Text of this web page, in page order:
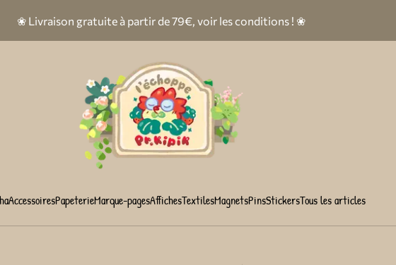
❀ Livraison gratuite à partir de 79€, voir les conditions ! ❀
AccessoiresPapeterieMarque-pagesAffichesTextilesMagnetsPinsStickersTous les articles